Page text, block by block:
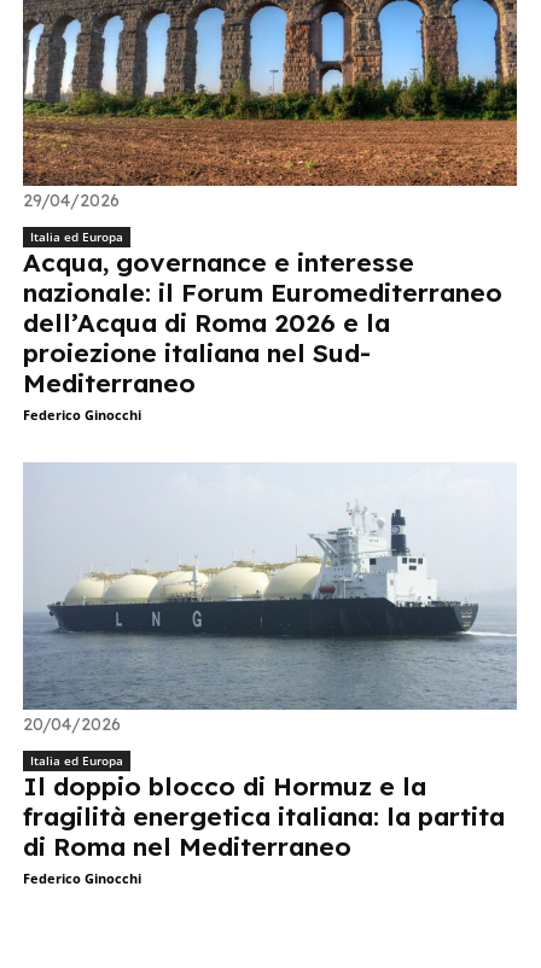
29/04/2026
Italia ed Europa
Acqua, governance e interesse
nazionale: il Forum Euromediterraneo
dell’Acqua di Roma 2026 e la
proiezione italiana nel Sud-
Mediterraneo
Federico Ginocchi
20/04/2026
Italia ed Europa
Il doppio blocco di Hormuz e la
fragilità energetica italiana: la partita
di Roma nel Mediterraneo
Federico Ginocchi